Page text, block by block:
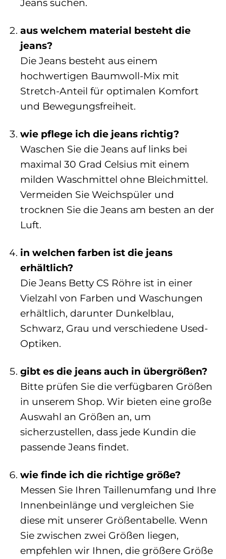
Jeans suchen.
aus welchem material besteht die
jeans?
Die Jeans besteht aus einem
hochwertigen Baumwoll-Mix mit
Stretch-Anteil für optimalen Komfort
und Bewegungsfreiheit.
wie pflege ich die jeans richtig?
Waschen Sie die Jeans auf links bei
maximal 30 Grad Celsius mit einem
milden Waschmittel ohne Bleichmittel.
Vermeiden Sie Weichspüler und
trocknen Sie die Jeans am besten an der
Luft.
in welchen farben ist die jeans
erhältlich?
Die Jeans Betty CS Röhre ist in einer
Vielzahl von Farben und Waschungen
erhältlich, darunter Dunkelblau,
Schwarz, Grau und verschiedene Used-
Optiken.
gibt es die jeans auch in übergrößen?
Bitte prüfen Sie die verfügbaren Größen
in unserem Shop. Wir bieten eine große
Auswahl an Größen an, um
sicherzustellen, dass jede Kundin die
passende Jeans findet.
wie finde ich die richtige größe?
Messen Sie Ihren Taillenumfang und Ihre
Innenbeinlänge und vergleichen Sie
diese mit unserer Größentabelle. Wenn
Sie zwischen zwei Größen liegen,
empfehlen wir Ihnen, die größere Größe